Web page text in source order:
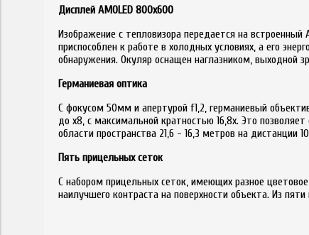
Дисплей AMOLED 800х600
Изображение с тепловизора передается на
приспособлен к работе в холодных условиях, а его
обнаружения. Окуляр оснащен наглазником, выходной
Германиевая оптика
С фокусом 50мм и апертурой f1,2, германиевый
до х8, с максимальной кратностью 16,8х. Это
области пространства 21,6 - 16,3 метров на
Пять прицельных сеток
С набором прицельных сеток, имеющих разное
наилучшего контраста на поверхности объекта. Из